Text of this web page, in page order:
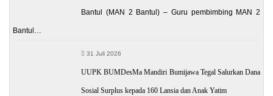
Bantul (MAN 2 Bantul) – Guru pembimbing MAN 2
Bantul…
31 Juli 2026
UUPK BUMDesMa Mandiri Bumijawa Tegal Salurkan Dana
Sosial Surplus kepada 160 Lansia dan Anak Yatim